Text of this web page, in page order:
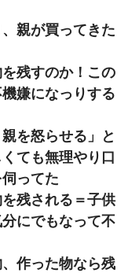
親が買ってきた
を残すのか！この
嫌になっりする
を怒らせる」と
ても無理やり口
ってた
残される＝子供
にでもなって不
作った物なら残